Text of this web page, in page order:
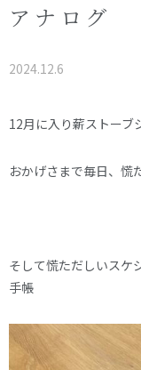
TEL.
スタッフブログ
オーナー様へ
アナログ
2024.12.6
12月に入り薪ストーブ
おかげさまで毎日、慌
そして慌ただしいスケ
手帳